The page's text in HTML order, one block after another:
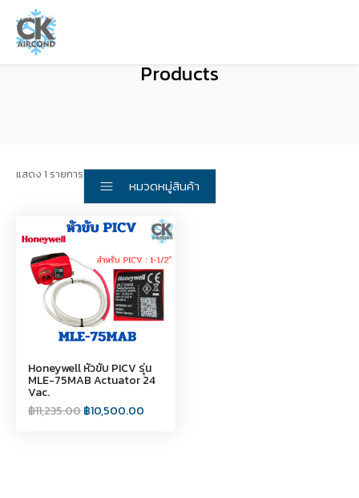
Products
แสดง 1 รายการ
หมวดหมู่สินค้า
Honeywell หัวขับ PICV รุ่น
MLE-75MAB Actuator 24
Vac.
฿11,235.00฿10,500.00